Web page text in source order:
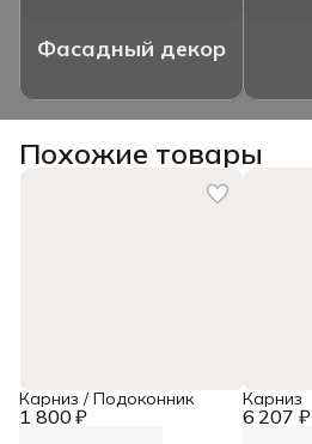
Фасадный декор
Похожие товары
1 800 ₽
Карниз / Подоконник
6 207 ₽
Карниз